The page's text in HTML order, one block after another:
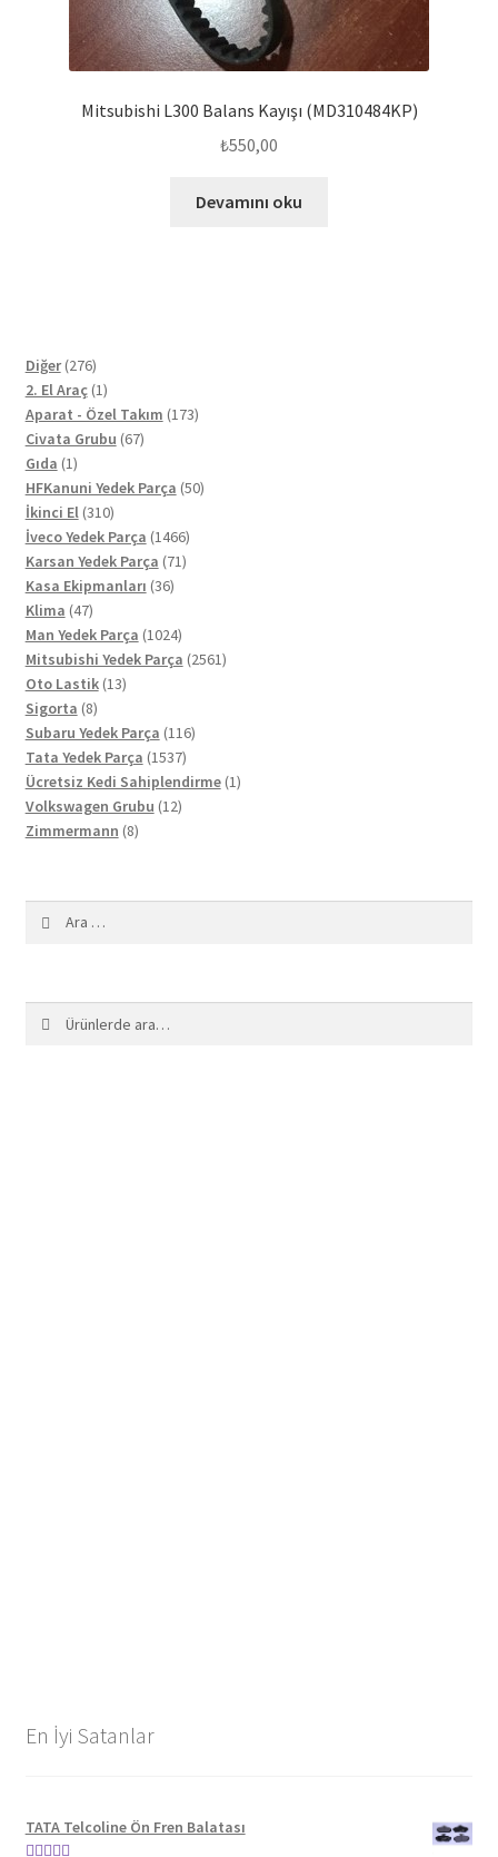
Mitsubishi L300 Balans Kayışı (MD310484KP)
₺550,00
Devamını oku
Diğer 276276
ürün
2. El Araç 11
ürün
Aparat - Özel Takım 173173
Civata Grubu 6767
Gıda 11
ürün
HFKanuni Yedek Parça 5050
İkinci El 310310
ürün
İveco Yedek Parça 14661466
ürün
Karsan Yedek Parça 7171
Kasa Ekipmanları 3636
Klima 4747
ürün
Man Yedek Parça 10241024
ürün
Mitsubishi Yedek Parça 25612561
Oto Lastik 1313
Sigorta 88
ürün
Subaru Yedek Parça 116116
Tata Yedek Parça 15371537
ürün
Ücretsiz Kedi Sahiplendirme 11
Volkswagen Grubu 1212
Zimmermann 88
En İyi Satanlar
TATA Telcoline Ön Fren Balatası